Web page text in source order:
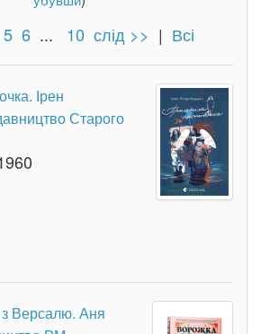
5 6 ... 10 слід >> | Всі
Ірен
Старого
Версалю. Аня